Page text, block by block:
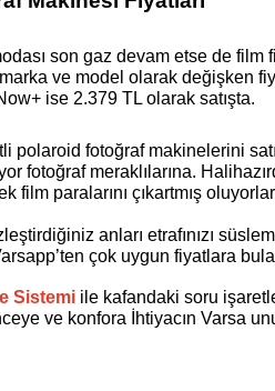
ve model olarak değişken
ise 2.379 TL olarak satışta.
polaroid fotoğraf makinelerini
fotoğraf meraklılarına.
film paralarını çıkartmış
anları etrafınızı
çok uygun fiyatlara
Sistemi ile kafandaki soru
ve konfora İhtiyacın Varsa